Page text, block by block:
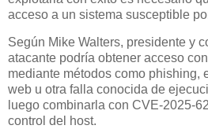
acceso a un sistema susceptible
Según Mike Walters, presidente y
atacante podría obtener acceso
mediante métodos como phishing,
web u otra falla conocida de
luego combinarla con CVE-2025-
control del host.